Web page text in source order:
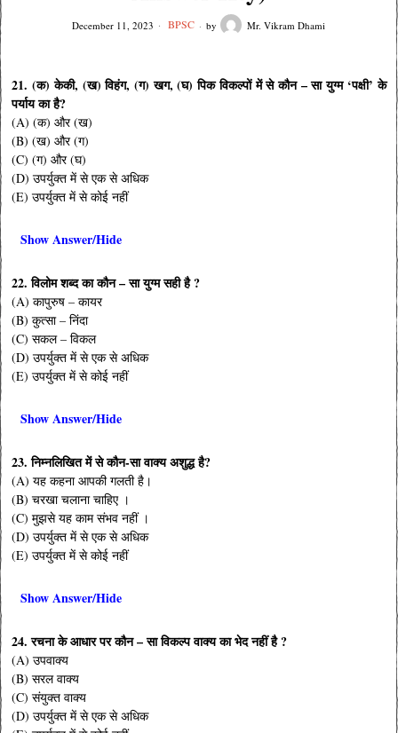
December 11, 2023 BPSC by Mr. Vikram Dhami
21. (क) केकी, (ख) विहंग, (ग) खग, (घ) पिक विकल्पों में से कौन – सा युग्म ‘पक्षी’ के
पर्याय का है?
(A) (क) और (ख)
(B) (ख) और (ग)
(C) (ग) और (घ)
(D) उपर्युक्त में से एक से अधिक
(E) उपर्युक्त में से कोई नहीं
Show Answer/Hide
22. विलोम शब्द का कौन – सा युग्म सही है ?
(A) कापुरुष – कायर
(B) कुत्सा – निंदा
(C) सकल – विकल
(D) उपर्युक्त में से एक से अधिक
(E) उपर्युक्त में से कोई नहीं
Show Answer/Hide
23. निम्नलिखित में से कौन-सा वाक्य अशुद्ध है?
(A) यह कहना आपकी गलती है।
(B) चरखा चलाना चाहिए ।
(C) मुझसे यह काम संभव नहीं ।
(D) उपर्युक्त में से एक से अधिक
(E) उपर्युक्त में से कोई नहीं
Show Answer/Hide
24. रचना के आधार पर कौन – सा विकल्प वाक्य का भेद नहीं है ?
(A) उपवाक्य
(B) सरल वाक्य
(C) संयुक्त वाक्य
(D) उपर्युक्त में से एक से अधिक